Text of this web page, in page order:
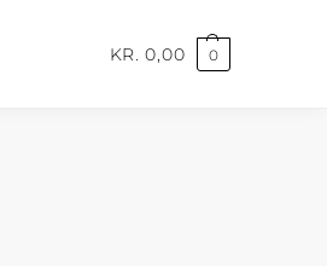
KR. 0,00 0